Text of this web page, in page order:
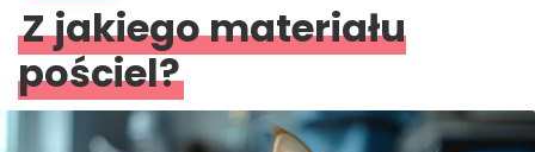
Z jakiego materiału
pościel?